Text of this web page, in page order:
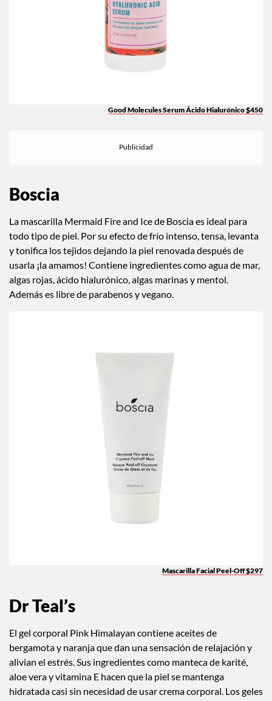
Good Molecules Serum Ácido Hialurónico $450
Boscia
La mascarilla Mermaid Fire and Ice de Boscia es ideal para
todo tipo de piel. Por su efecto de frío intenso, tensa, levanta
y tonifica los tejidos dejando la piel renovada después de
usarla ¡la amamos! Contiene ingredientes como agua de mar,
algas rojas, ácido hialurónico, algas marinas y mentol.
Además es libre de parabenos y vegano.
Mascarilla Facial Peel-Off $297
Dr Teal’s
El gel corporal Pink Himalayan contiene aceites de
bergamota y naranja que dan una sensación de relajación y
alivian el estrés. Sus ingredientes como manteca de karité,
aloe vera y vitamina E hacen que la piel se mantenga
hidratada casi sin necesidad de usar crema corporal. Los geles